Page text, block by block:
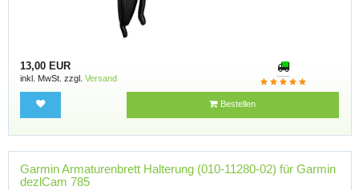
13,00 EUR
inkl. MwSt. zzgl. Versand
Bestellen
Garmin Armaturenbrett Halterung (010-11280-02) für Garmin
dezlCam 785